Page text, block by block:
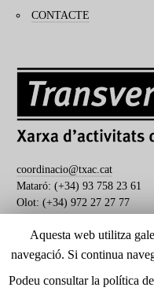
CONTACTE
coordinacio@txac.cat
Mataró: (+34) 93 758 23 61
Olot: (+34) 972 27 27 77
Transversal. Xarxa d'activitats
Aquesta web utilitza
navegació. Si continua
Podeu consultar la política